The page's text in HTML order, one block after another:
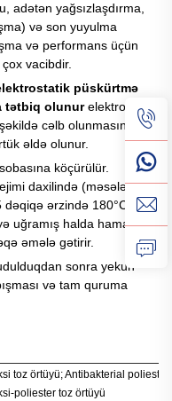
adətən yağsızlaşdırma,
və son yuyulma
və performans üçün
vacibdir.
püskürtmə
tətbiq olunurelektrostatik
cəlb olunmasını
əldə olunur.
köçürülür.
daxilində (məsələn,
ərzində 180°C –
uğramış halda hamar,
əmələ gətirir.
sonra yekun
və tam quruma
toz örtüyü; Antibakterial poliester
poliester toz örtüyü